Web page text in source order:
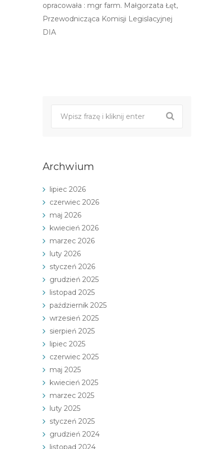
opracowała : mgr farm. Małgorzata Łęt,
Przewodnicząca Komisji Legislacyjnej
DIA
Archwium
lipiec 2026
czerwiec 2026
maj 2026
kwiecień 2026
marzec 2026
luty 2026
styczeń 2026
grudzień 2025
listopad 2025
październik 2025
wrzesień 2025
sierpień 2025
lipiec 2025
czerwiec 2025
maj 2025
kwiecień 2025
marzec 2025
luty 2025
styczeń 2025
grudzień 2024
listopad 2024